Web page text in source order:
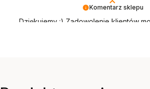
Komentarz sklepu
Dziękujemy :) Zadowolenie klientów